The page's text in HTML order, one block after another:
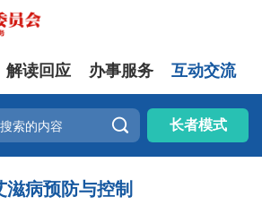
解读回应 办事服务 互动交流
 长者模式
滋病预防与控制